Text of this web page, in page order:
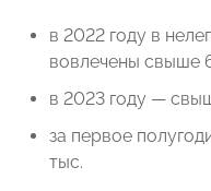
в 2022 году в
вовлечены свыше
в 2023 году —
за первое
тыс.